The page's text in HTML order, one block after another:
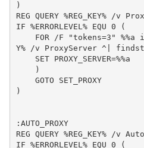
)
REG QUERY %REG_KEY% /v
IF %ERRORLEVEL% EQU 0 (
Y% /v ProxyServer ^|
)
:AUTO_PROXY
REG QUERY %REG_KEY% /v
IF %ERRORLEVEL% EQU 0 (